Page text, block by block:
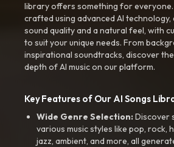
library offers something for everyone.
crafted using advanced AI
sound quality and a natural feel, with
to suit your unique needs. From
inspirational soundtracks, discover
depth of AI music on our platform.
Key Features of Our AI Songs
Wide Genre Selection:Discover
various music styles like pop, rock,
jazz, ambient, and more, all